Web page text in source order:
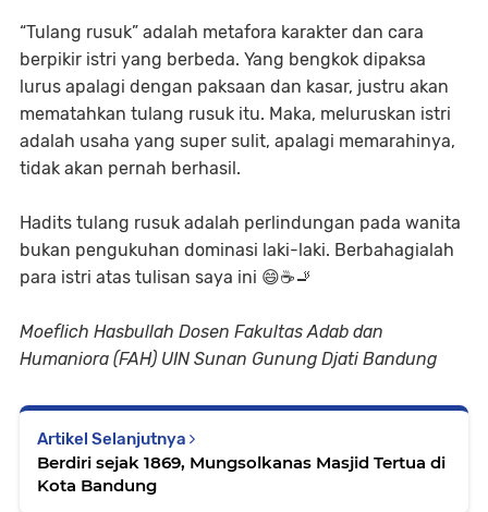
“Tulang rusuk” adalah metafora karakter dan cara
berpikir istri yang berbeda. Yang bengkok dipaksa
lurus apalagi dengan paksaan dan kasar, justru akan
mematahkan tulang rusuk itu. Maka, meluruskan istri
adalah usaha yang super sulit, apalagi memarahinya,
tidak akan pernah berhasil.
Hadits tulang rusuk adalah perlindungan pada wanita
bukan pengukuhan dominasi laki-laki. Berbahagialah
para istri atas tulisan saya ini 😄☕🚬
Moeflich Hasbullah Dosen Fakultas Adab dan
Humaniora (FAH) UIN Sunan Gunung Djati Bandung
Artikel Selanjutnya
Berdiri sejak 1869, Mungsolkanas Masjid Tertua di
Kota Bandung